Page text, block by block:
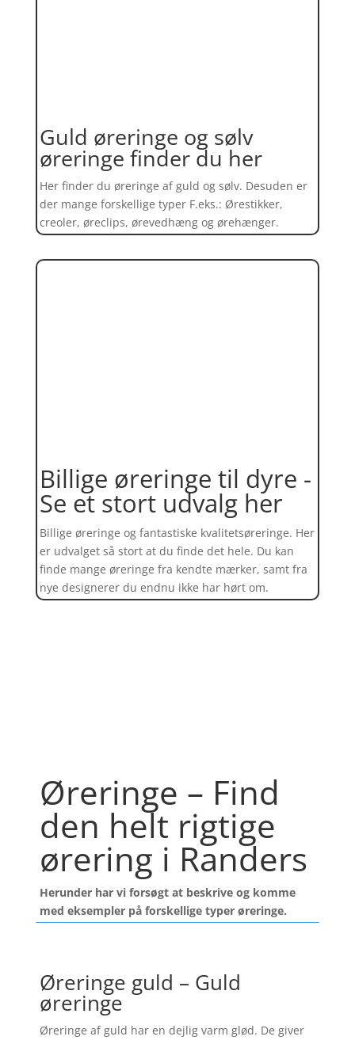
Guld øreringe og sølv
øreringe finder du her
Her finder du øreringe af guld og sølv. Desuden er
der mange forskellige typer F.eks.: Ørestikker,
creoler, øreclips, ørevedhæng og ørehænger.
Billige øreringe til dyre -
Se et stort udvalg her
Billige øreringe og fantastiske kvalitetsøreringe. Her
er udvalget så stort at du finde det hele. Du kan
finde mange øreringe fra kendte mærker, samt fra
nye designerer du endnu ikke har hørt om.
Øreringe – Find
den helt rigtige
ørering i Randers
Herunder har vi forsøgt at beskrive og komme
med eksempler på forskellige typer øreringe.
Øreringe guld – Guld
øreringe
Øreringe af guld har en dejlig varm glød. De giver